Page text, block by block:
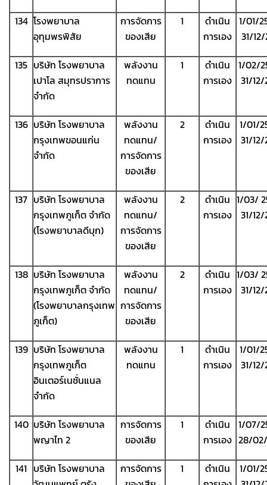
134 โรงพยาบาล
อุทุมพรพิสัย
การจัดการ
ของเสีย
1
ดำเนิน
การเอง
1/01/
31/
135 บริษัท โรงพยาบาล
เปาโล สมุทรปราการ
จำกัด
พลังงาน
ทดแทน
1
ดำเนิน
การเอง
1/02/
31/
136 บริษัท โรงพยาบาล
กรุงเทพขอนแก่น
จำกัด
พลังงาน
ทดแทน/
การจัดการ
ของเสีย
2
ดำเนิน
การเอง
1/01/
31/
137 บริษัท โรงพยาบาล
กรุงเทพภูเก็ต จำกัด
(โรงพยาบาลดีบุก)
พลังงาน
ทดแทน/
การจัดการ
ของเสีย
2
ดำเนิน
การเอง
1/03/
31/
138 บริษัท โรงพยาบาล
กรุงเทพภูเก็ต จำกัด
(โรงพยาบาลกรุงเทพ
ภูเก็ต)
พลังงาน
ทดแทน/
การจัดการ
ของเสีย
2
ดำเนิน
การเอง
1/03/
31/
139 บริษัท โรงพยาบาล
กรุงเทพภูเก็ต
อินเตอร์เนชั่นแนล
จำกัด
พลังงาน
ทดแทน
1
ดำเนิน
การเอง
1/01/
31/
140 บริษัท โรงพยาบาล
พญาไท 2
การจัดการ
ของเสีย
1
ดำเนิน
การเอง
1/07/
28/
141 บริษัท โรงพยาบาล
การจัดการ
1
ดำเนิน
1/01/